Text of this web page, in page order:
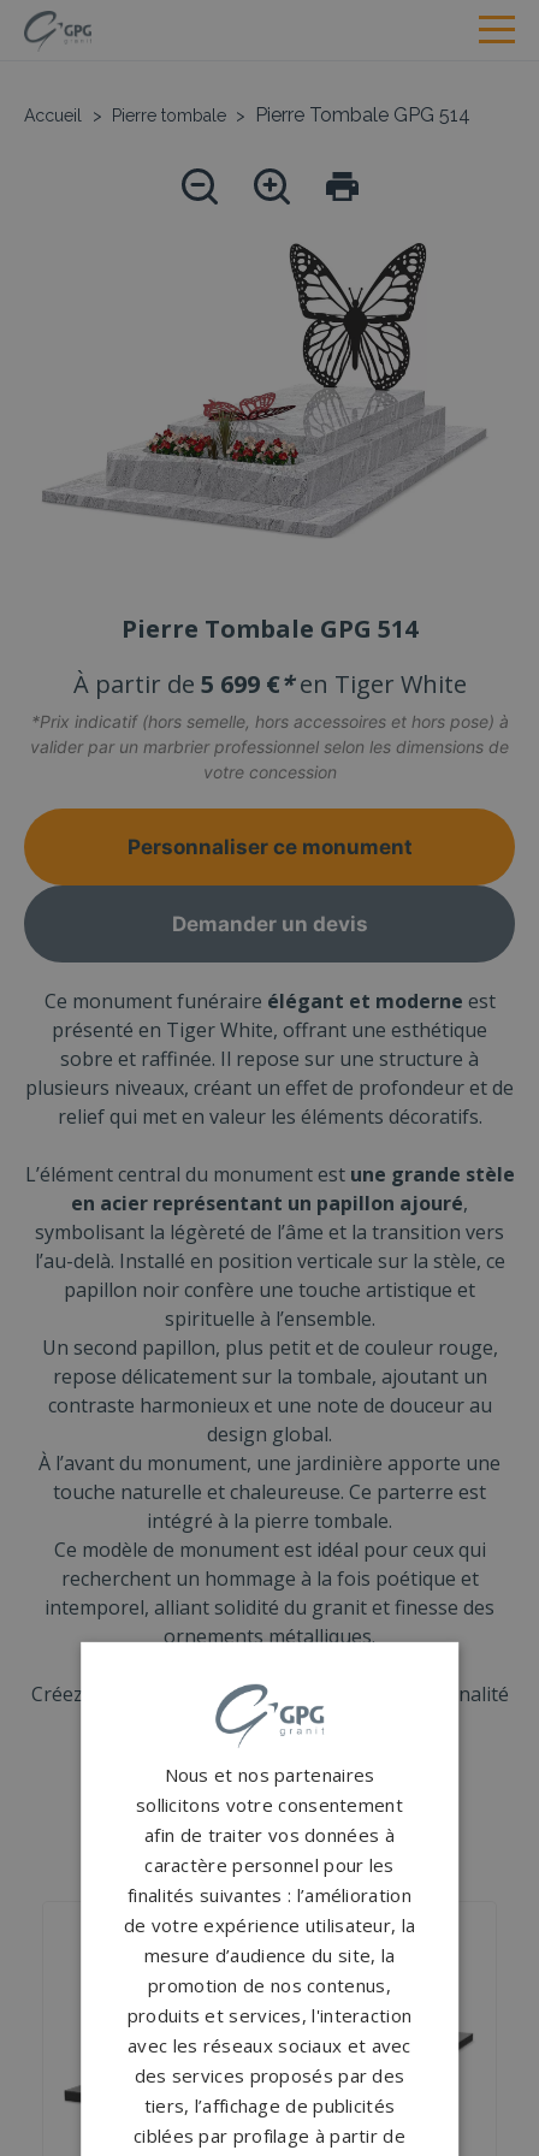
Accueil > Pierre tombale > Pierre Tombale GPG 514
Pierre Tombale GPG 514
À partir de 5 699 €* en Tiger White
*Prix indicatif (hors semelle, hors accessoires et hors pose) à
valider par un marbrier professionnel selon les dimensions de
votre concession
Personnaliser ce monument
Demander un devis
Ce monument funéraire élégant et moderne est
présenté en Tiger White, offrant une esthétique
sobre et raffinée. Il repose sur une structure à
plusieurs niveaux, créant un effet de profondeur et de
relief qui met en valeur les éléments décoratifs.
L’élément central du monument est une grande stèle
en acier représentant un papillon ajouré,
symbolisant la légèreté de l’âme et la transition vers
l’au-delà. Installé en position verticale sur la stèle, ce
papillon noir confère une touche artistique et
spirituelle à l’ensemble.
Un second papillon, plus petit et de couleur rouge,
repose délicatement sur la tombale, ajoutant un
contraste harmonieux et une note de douceur au
design global.
À l’avant du monument, une jardinière apporte une
touche naturelle et chaleureuse. Ce parterre est
intégré à la pierre tombale.
Ce modèle de monument est idéal pour ceux qui
recherchent un hommage à la fois poétique et
intemporel, alliant solidité du granit et finesse des
ornements métalliques.
Créez une tombe originale qui reflète la personnalité
et l’importance de la personne disparue.
NOS MONUMENTS SIMILAIRES
Nous et nos partenaires
sollicitons votre consentement
afin de traiter vos données à
caractère personnel pour les
finalités suivantes : l’amélioration
de votre expérience utilisateur, la
mesure d’audience du site, la
promotion de nos contenus,
produits et services, l'interaction
avec les réseaux sociaux et avec
des services proposés par des
tiers, l’affichage de publicités
ciblées par profilage à partir de